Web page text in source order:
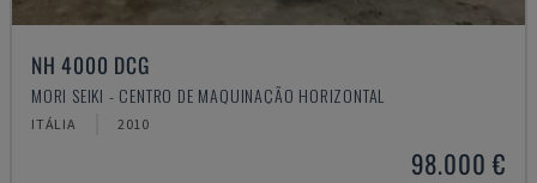
NH 4000 DCG
MORI SEIKI - CENTRO DE MAQUINAÇÃO HORIZONTAL
ITÁLIA 2010
98.000 €